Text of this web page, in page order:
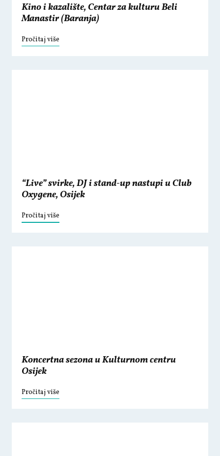
Kino i kazalište, Centar za kulturu Beli
Manastir (Baranja)
Pročitaj više
“Live” svirke, DJ i stand-up nastupi u Club
Oxygene, Osijek
Pročitaj više
Koncertna sezona u Kulturnom centru
Osijek
Pročitaj više